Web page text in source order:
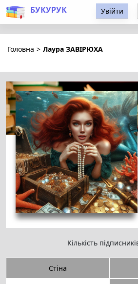
БУКУРУК Увійти
Головна > Лаура ЗАВІРЮХА
Кількість
Стіна